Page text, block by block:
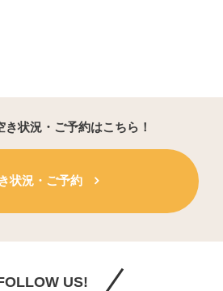
き状況・ご予約はこちら！
状況・ご予約
US!